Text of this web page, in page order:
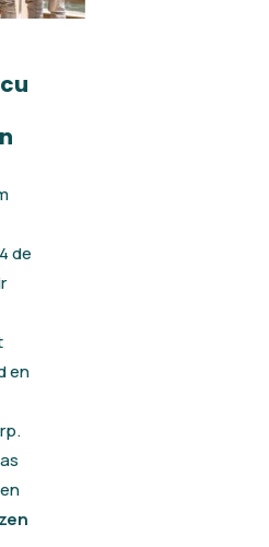
de
en